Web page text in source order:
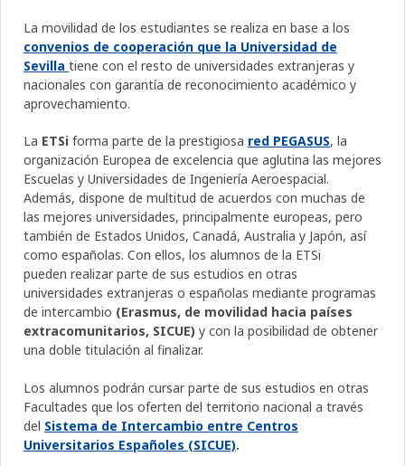
La movilidad de los estudiantes se realiza en base a los
convenios de cooperación que la Universidad de
Sevilla tiene con el resto de universidades extranjeras y
nacionales con garantía de reconocimiento académico y
aprovechamiento.
La ETSi forma parte de la prestigiosa red PEGASUS, la
organización Europea de excelencia que aglutina las mejores
Escuelas y Universidades de Ingeniería Aeroespacial.
Además, dispone de multitud de acuerdos con muchas de
las mejores universidades, principalmente europeas, pero
también de Estados Unidos, Canadá, Australia y Japón, así
como españolas. Con ellos, los alumnos de la ETSi
pueden realizar parte de sus estudios en otras
universidades extranjeras o españolas mediante programas
de intercambio (Erasmus, de movilidad hacia países
extracomunitarios, SICUE) y con la posibilidad de obtener
una doble titulación al finalizar.
Los alumnos podrán cursar parte de sus estudios en otras
Facultades que los oferten del territorio nacional a través
del Sistema de Intercambio entre Centros
Universitarios Españoles (SICUE).